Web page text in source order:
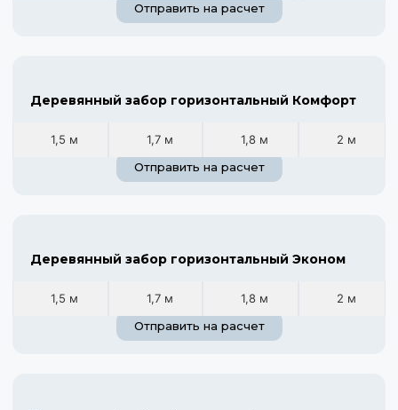
Отправить на расчет
Деревянный забор горизонтальный Комфорт
1,5 м 1,7 м 1,8 м
2 м
Отправить на расчет
Деревянный забор горизонтальный Эконом
1,5 м 1,7 м 1,8 м
2 м
Отправить на расчет